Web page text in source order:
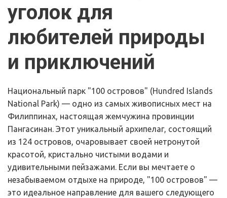
уголок для
любителей природы
и приключений
Национальный парк "100 островов" (Hundred Islands
National Park) — одно из самых живописных мест на
Филиппинах, настоящая жемчужина провинции
Пангасинан. Этот уникальный архипелаг, состоящий
из 124 островов, очаровывает своей нетронутой
красотой, кристально чистыми водами и
удивительными пейзажами. Если вы мечтаете о
незабываемом отдыхе на природе, "100 островов" —
это идеальное направление для вашего следующего